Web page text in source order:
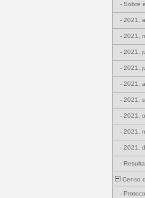
- Sobre
- 2021,
- 2021,
- 2021,
- 2021,
- 2021,
- 2021,
- 2021,
- 2021,
- 2021,
-
Censo
-